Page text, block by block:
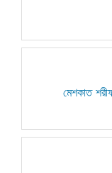
মেশকাত